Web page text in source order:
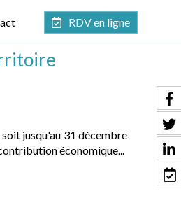
RDV en ligne
jusqu'au 31 décembre
économique...